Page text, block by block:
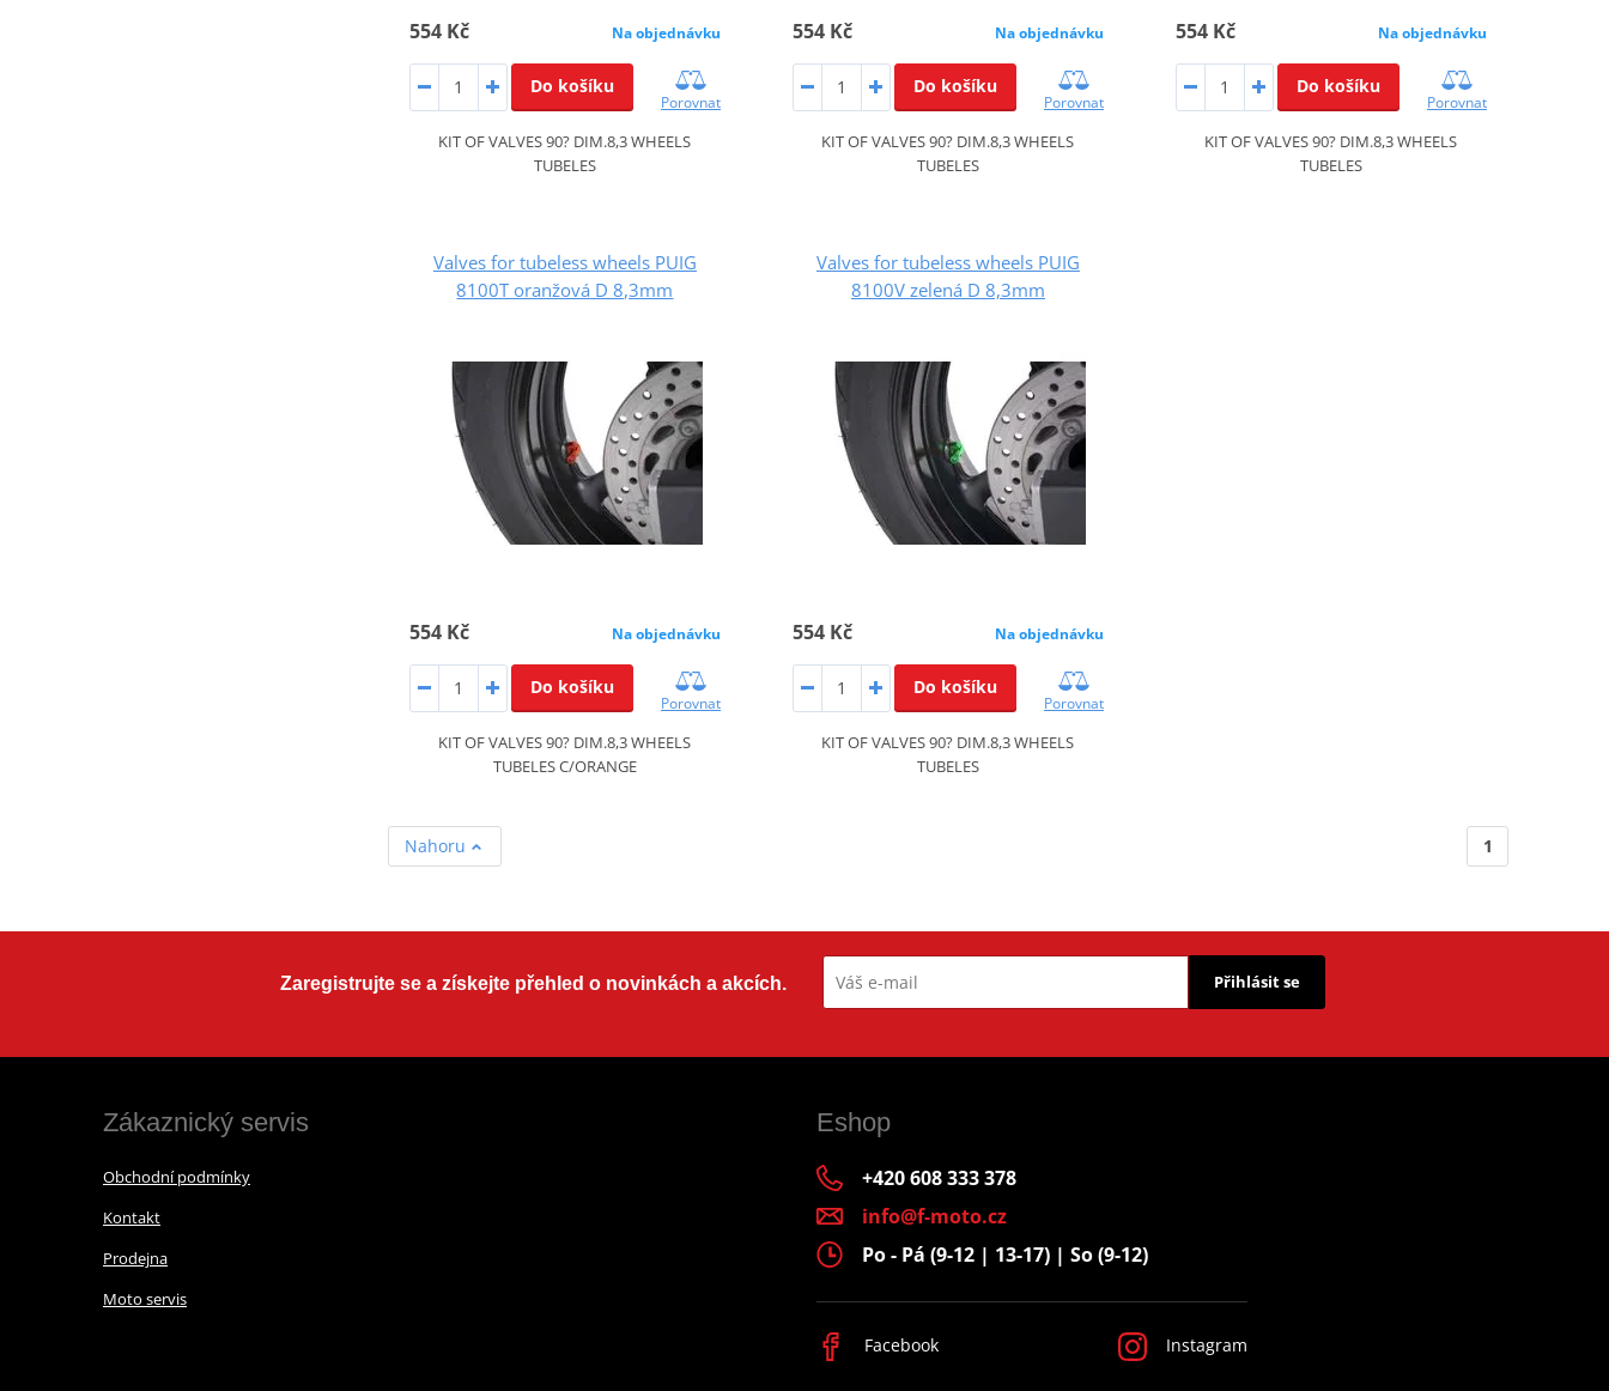
554 Kč Na objednávku
Do košíku
Porovnat
KIT OF VALVES 90? DIM.8,3 WHEELS
TUBELES
554 Kč Na objednávku
Do košíku
Porovnat
KIT OF VALVES 90? DIM.8,3 WHEELS
TUBELES
554 Kč Na objednávku
Do košíku
Porovnat
KIT OF VALVES 90? DIM.8,3 WHEELS
TUBELES
Valves for tubeless wheels PUIG
8100T oranžová D 8,3mm
554 Kč Na objednávku
Do košíku
Porovnat
KIT OF VALVES 90? DIM.8,3 WHEELS
TUBELES C/ORANGE
Valves for tubeless wheels PUIG
8100V zelená D 8,3mm
554 Kč Na objednávku
Do košíku
Porovnat
KIT OF VALVES 90? DIM.8,3 WHEELS
TUBELES
1
Nahoru
Zaregistrujte se a získejte přehled o novinkách a akcích. Přihlásit se
Zákaznický servis
Obchodní podmínky
Kontakt
Prodejna
Moto servis
Eshop
+420 608 333 378
info@f-moto.cz
Po - Pá (9-12 | 13-17) | So (9-12)
Facebook Instagram